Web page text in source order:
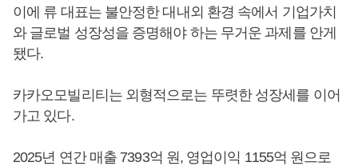
이에 류 대표는 불안정한 대내외 환경 속에서 기업가치
와 글로벌 성장성을 증명해야 하는 무거운 과제를 안게
됐다.
카카오모빌리티는 외형적으로는 뚜렷한 성장세를 이어
가고 있다.
2025년 연간 매출 7393억 원, 영업이익 1155억 원으로